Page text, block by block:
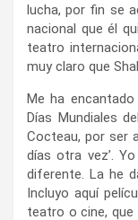
lucha, por fin se
nacional que él
teatro
muy claro que
Me ha
Días Mundiales
Cocteau, por ser
días otra vez’.
diferente. La he
Incluyo aquí
teatro o cine, que